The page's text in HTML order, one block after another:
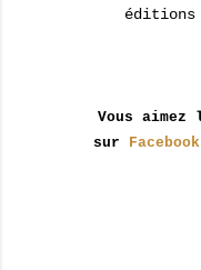
éditions
Vous aimez
sur Facebook